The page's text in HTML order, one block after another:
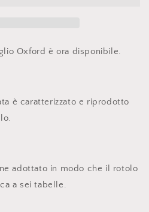
Oxford è ora disponibile.
è caratterizzato e riprodotto
adottato in modo che il rotolo
a sei tabelle.